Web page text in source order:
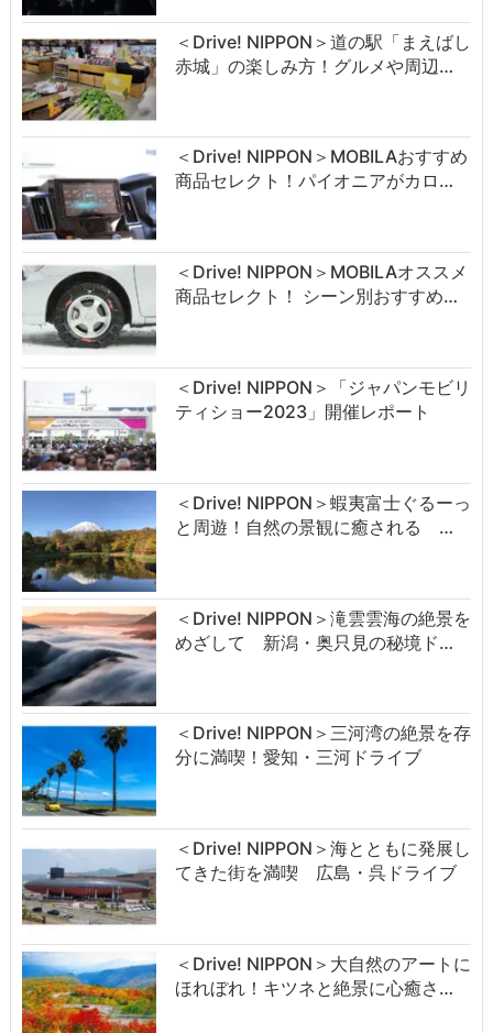
＜Drive! NIPPON＞道の駅「まえばし
赤城」の楽しみ方！グルメや周辺…
＜Drive! NIPPON＞MOBILAおすすめ
商品セレクト！パイオニアがカロ…
＜Drive! NIPPON＞MOBILAオススメ
商品セレクト！ シーン別おすすめ…
＜Drive! NIPPON＞「ジャパンモビリ
ティショー2023」開催レポート
＜Drive! NIPPON＞蝦夷富士ぐるーっ
と周遊！自然の景観に癒される …
＜Drive! NIPPON＞滝雲雲海の絶景を
めざして 新潟・奥只見の秘境ド…
＜Drive! NIPPON＞三河湾の絶景を存
分に満喫！愛知・三河ドライブ
＜Drive! NIPPON＞海とともに発展し
てきた街を満喫 広島・呉ドライブ
＜Drive! NIPPON＞大自然のアートに
ほれぼれ！キツネと絶景に心癒さ…